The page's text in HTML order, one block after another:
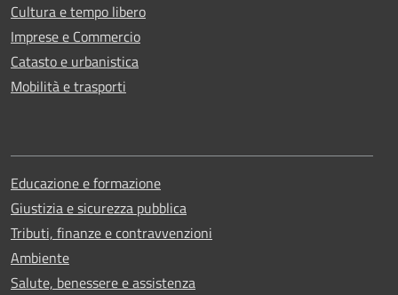
Cultura e tempo libero
Imprese e Commercio
Catasto e urbanistica
Mobilità e trasporti
Educazione e formazione
Giustizia e sicurezza pubblica
Tributi, finanze e contravvenzioni
Ambiente
Salute, benessere e assistenza